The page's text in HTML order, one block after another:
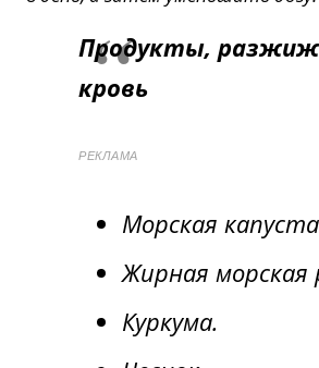
Продукты,
кровь
РЕКЛАМА
Морская
Жирная морская
Куркума.